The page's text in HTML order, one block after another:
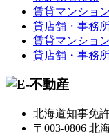
賃貸マンショ
貸店舗・事務
賃貸マンショ
貸店舗・事務
北海道知事免
〒003-0806 北